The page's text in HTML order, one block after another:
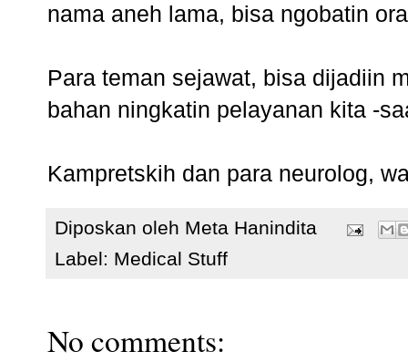
nama aneh lama, bisa ngobatin
Para teman sejawat, bisa dijadiin
bahan ningkatin pelayanan kita -
Kampretskih dan para neurolog,
Diposkan oleh Meta Hanindita
Label: Medical Stuff
No comments: